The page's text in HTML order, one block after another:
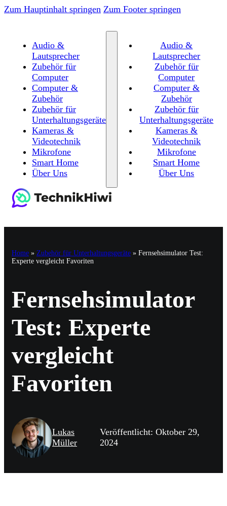
Zum Hauptinhalt springen Zum Footer springen
Audio &
Lautsprecher
Zubehör für
Computer
Computer &
Zubehör
Zubehör für
Unterhaltungsgeräte
Kameras &
Videotechnik
Mikrofone
Smart Home
Über Uns
Audio &
Lautsprecher
Zubehör für
Computer
Computer &
Zubehör
Zubehör für
Unterhaltungsgeräte
Kameras &
Videotechnik
Mikrofone
Smart Home
Über Uns
Home » Zubehör für Unterhaltungsgeräte » Fernsehsimulator Test:
Experte vergleicht Favoriten
Fernsehsimulator
Test: Experte
vergleicht
Favoriten
Lukas
Müller
Veröffentlicht: Oktober 29,
2024